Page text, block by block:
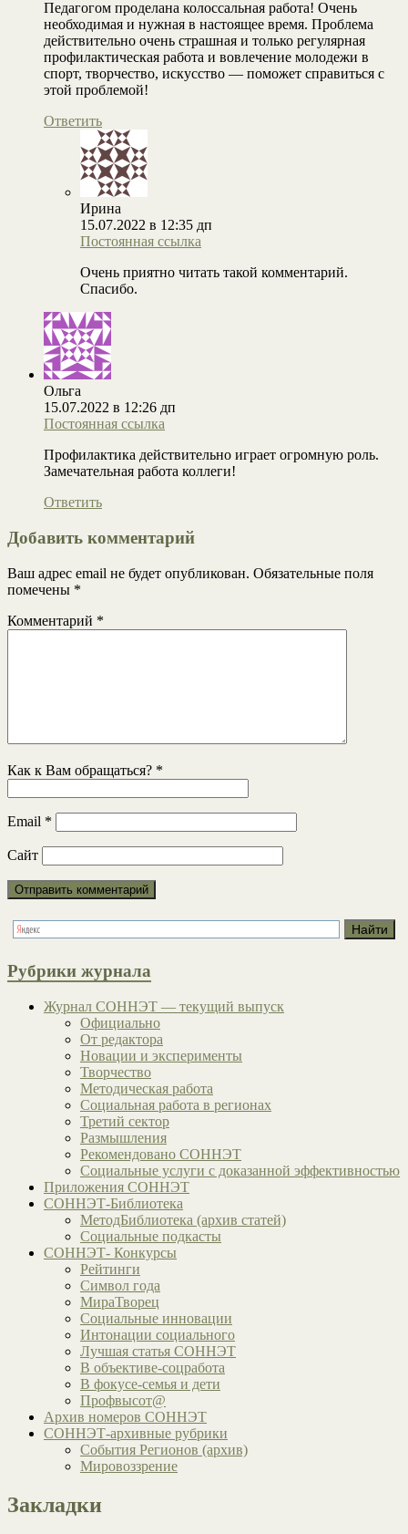
Педагогом проделана колоссальная работа! Очень
необходимая и нужная в настоящее время. Проблема
действительно очень страшная и только регулярная
профилактическая работа и вовлечение молодежи в
спорт, творчество, искусство — поможет справиться с
этой проблемой!
Ответить
Ирина
15.07.2022 в 12:35 дп
Постоянная ссылка
Очень приятно читать такой комментарий.
Спасибо.
Ольга
15.07.2022 в 12:26 дп
Постоянная ссылка
Профилактика действительно играет огромную роль.
Замечательная работа коллеги!
Ответить
Добавить комментарий
Ваш адрес email не будет опубликован. Обязательные поля
помечены *
Комментарий *
Как к Вам обращаться? *
Email *
Сайт
Рубрики журнала
Журнал СОННЭТ — текущий выпуск
Официально
От редактора
Новации и эксперименты
Творчество
Методическая работа
Социальная работа в регионах
Третий сектор
Размышления
Рекомендовано СОННЭТ
Социальные услуги с доказанной эффективностью
Приложения СОННЭТ
СОННЭТ-Библиотека
МетодБиблиотека (архив статей)
Социальные подкасты
СОННЭТ- Конкурсы
Рейтинги
Символ года
МираТворец
Социальные инновации
Интонации социального
Лучшая статья СОННЭТ
В объективе-соцработа
В фокусе-семья и дети
Профвысот@
Архив номеров СОННЭТ
СОННЭТ-архивные рубрики
События Регионов (архив)
Мировоззрение
Закладки